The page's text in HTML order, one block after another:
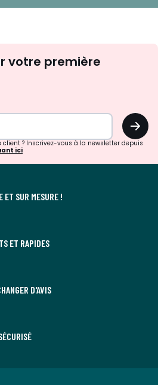
d'inspirations
surprises?
votre première
OK
? Inscrivez-vous à la newsletter depuis
ici
ET SUR MESURE !
ET RAPIDES
D'AVIS